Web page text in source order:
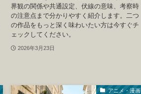
界観の関係や共通設定、伏線の意味、考察時
の注意点まで分かりやすく紹介します。二つ
の作品をもっと深く味わいたい方は今すぐチ
ェックしてください。
2026年3月23日
アニメ・漫画